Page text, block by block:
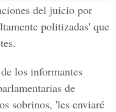
del juicio por
politizadas' que
los informantes
de
sobrinos, 'les enviaré